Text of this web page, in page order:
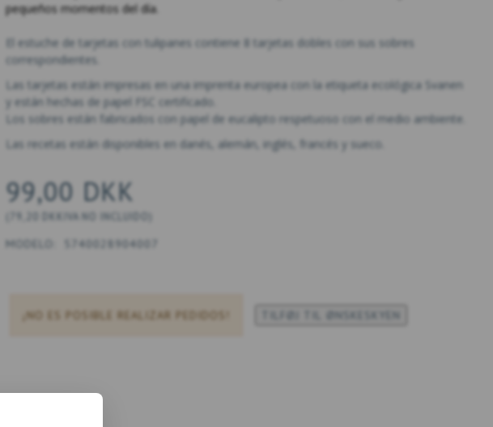
pequeños momentos del día.
El estuche de tarjetas con tulipanes contiene 8 tarjetas dobles con sus sobres
correspondientes.
Las tarjetas están impresas en una imprenta europea con la etiqueta ecológica Svanen
y están hechas de papel FSC certificado.
Los sobres están fabricados con papel de eucalipto respetuoso con el medio ambiente.
Las recetas están disponibles en danés, alemán, inglés, francés y sueco.
99,00 DKK
79,20 DKK IVA NO INCLUIDO
MODELO: 5740028904007
¡NO ES POSIBLE REALIZAR PEDIDOS! TILFØJ TIL ØNSKESKYEN